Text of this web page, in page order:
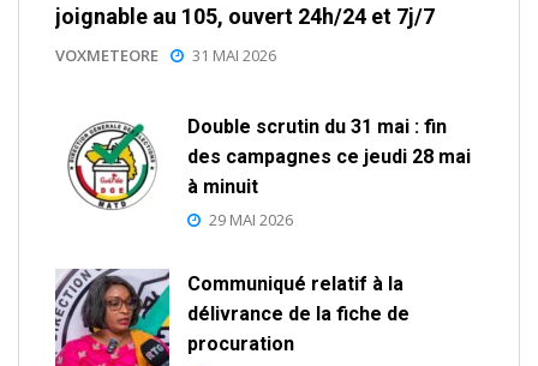
joignable au 105, ouvert 24h/24 et 7j/7
VOXMETEORE 31 MAI 2026
Double scrutin du 31 mai : fin
des campagnes ce jeudi 28 mai
à minuit
29 MAI 2026
Communiqué relatif à la
délivrance de la fiche de
procuration